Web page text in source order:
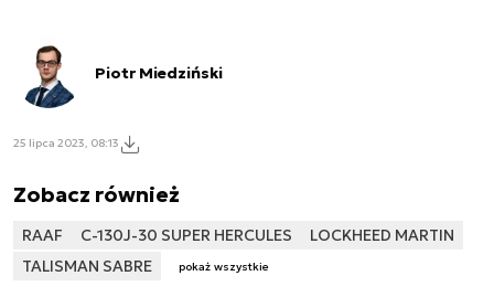
Piotr Miedziński
25 lipca 2023, 08:13
Zobacz również
RAAF C-130J-30 SUPER HERCULES
LOCKHEED MARTIN
TALISMAN SABRE
pokaż wszystkie